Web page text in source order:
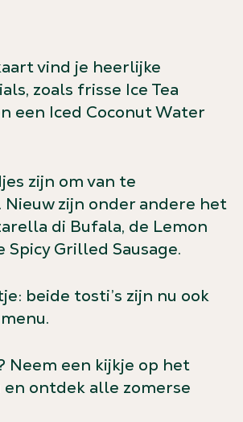
vind je heerlijke
zoals frisse Ice Tea
een Iced Coconut Water
zijn om van te
zijn onder andere het
di Bufala, de Lemon
Spicy Grilled Sausage.
beide tosti’s zijn nu ook
Neem een kijkje op het
en ontdek alle zomerse